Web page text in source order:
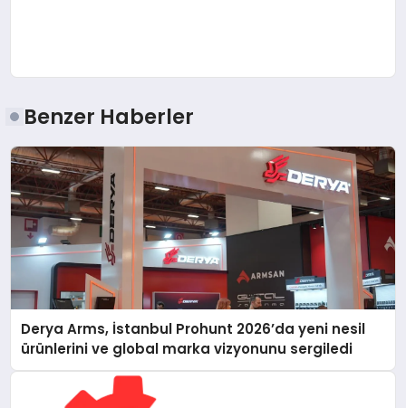
Benzer Haberler
Derya Arms, İstanbul Prohunt 2026’da yeni nesil
ürünlerini ve global marka vizyonunu sergiledi